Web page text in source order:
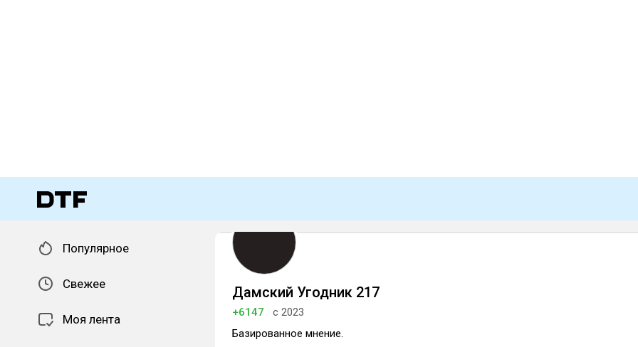
Популярное
Свежее
Моя лента
Дамский Угодник 217
+6147
с 2023
Базированное мнение.